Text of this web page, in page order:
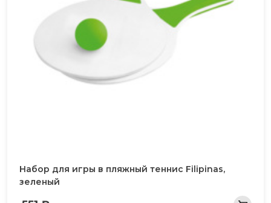
Набор для игры в пляжный теннис Filipinas,
зеленый